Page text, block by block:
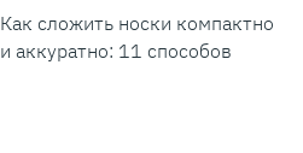
Как сложить носки компактно
и аккуратно: 11 способов